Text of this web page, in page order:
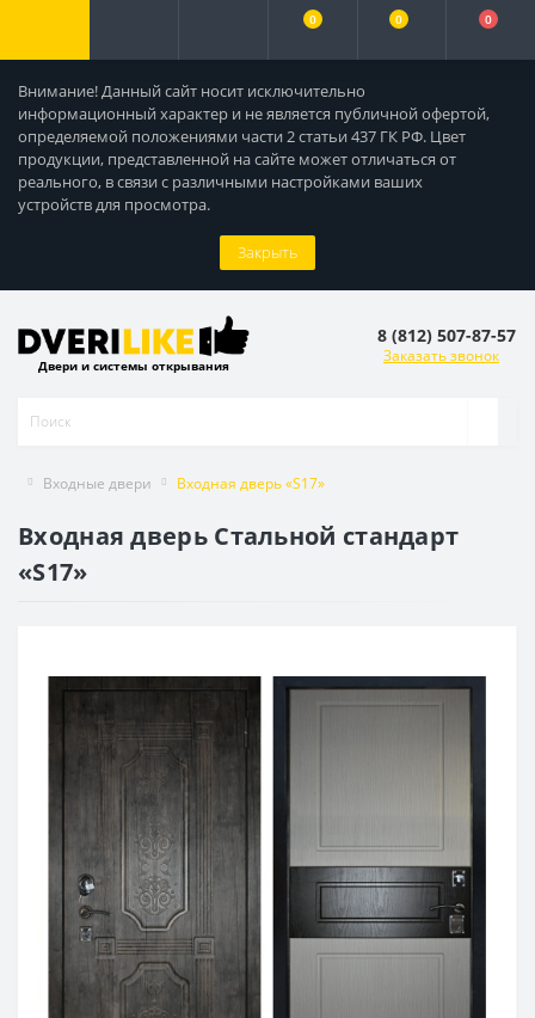
Внимание! Данный сайт носит исключительно
информационный характер и не является публичной офертой,
определяемой положениями части 2 статьи 437 ГК РФ. Цвет
продукции, представленной на сайте может отличаться от
реального, в связи с различными настройками ваших
устройств для просмотра.
Закрыть
0 0 0
Двери и системы открывания
8 (812) 507-87-57
Заказать звонок
Входные двери Входная дверь «S17»
Входная дверь Стальной стандарт
«S17»